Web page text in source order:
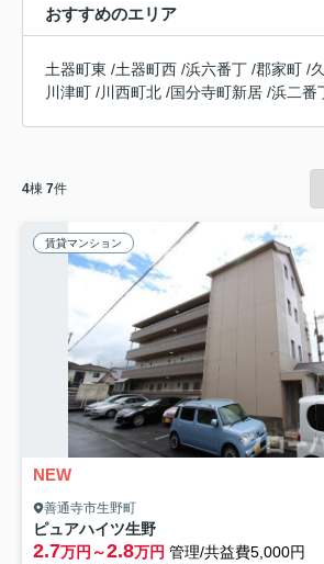
おすすめのエリア
土器町東 /土器町西 /浜六番丁 /郡家町 /
川津町 /川西町北 /国分寺町新居 /浜二番
4棟 7件
賃貸マンション
NEW
善通寺市生野町
ピュアハイツ生野
2.7万円～2.8万円 管理/共益費5,000円